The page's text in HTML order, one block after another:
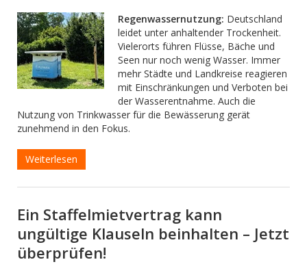
Regenwassernutzung: Deutschland
leidet unter anhaltender Trockenheit.
Vielerorts führen Flüsse, Bäche und
Seen nur noch wenig Wasser. Immer
mehr Städte und Landkreise reagieren
mit Einschränkungen und Verboten bei
der Wasserentnahme. Auch die
Nutzung von Trinkwasser für die Bewässerung gerät
zunehmend in den Fokus.
Weiterlesen
Ein Staffelmietvertrag kann
ungültige Klauseln beinhalten – Jetzt
überprüfen!